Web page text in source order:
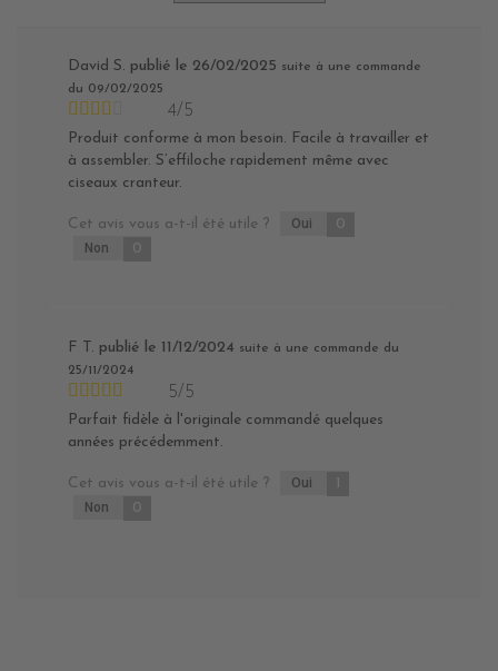
David S. publié le 26/02/2025 suite à une commande
du 09/02/2025
4/5
Produit conforme à mon besoin. Facile à travailler et
à assembler. S’effiloche rapidement même avec
ciseaux cranteur.
Cet avis vous a-t-il été utile ? Oui 0
Non 0
F T. publié le 11/12/2024 suite à une commande du
25/11/2024
5/5
Parfait fidèle à l'originale commandé quelques
années précédemment.
Cet avis vous a-t-il été utile ? Oui
Non 0